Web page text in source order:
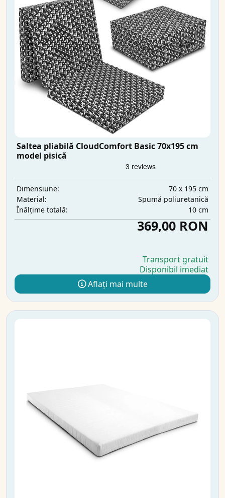
Saltea pliabilă CloudComfort Basic 70x195 cm
model pisică
Dimensiune:
70 x 195 cm
Material:
Spumă poliuretanică
Înălțime totală:
10 cm
369,00 RON
Transport gratuit
Disponibil imediat
Aflați mai multe